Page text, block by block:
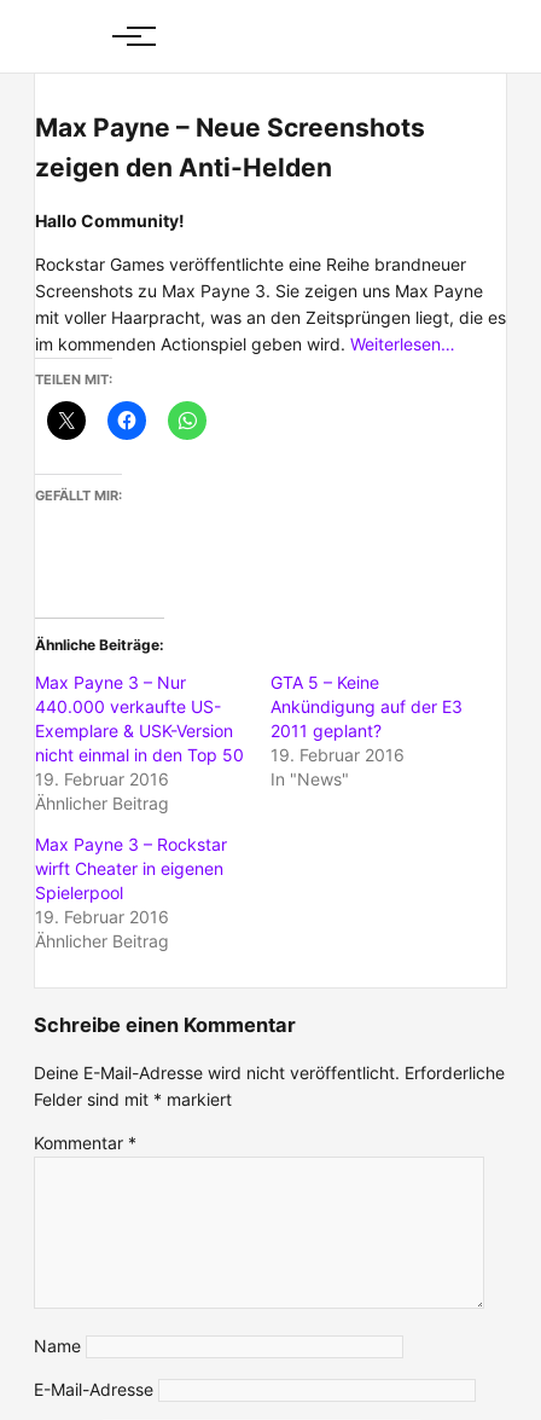
content
Max Payne – Neue Screenshots
zeigen den Anti-Helden
Hallo Community!
Rockstar Games veröffentlichte eine Reihe brandneuer
Screenshots zu Max Payne 3. Sie zeigen uns Max Payne
mit voller Haarpracht, was an den Zeitsprüngen liegt, die es
im kommenden Actionspiel geben wird. Weiterlesen…
TEILEN MIT:
GEFÄLLT MIR:
Ähnliche Beiträge
Max Payne 3 – Nur
440.000 verkaufte US-
Exemplare & USK-Version
nicht einmal in den Top 50
19. Februar 2016
Ähnlicher Beitrag
GTA 5 – Keine
Ankündigung auf der E3
2011 geplant?
19. Februar 2016
In "News"
Max Payne 3 – Rockstar
wirft Cheater in eigenen
Spielerpool
19. Februar 2016
Ähnlicher Beitrag
Schreibe einen Kommentar
Deine E-Mail-Adresse wird nicht veröffentlicht. Erforderliche
Felder sind mit * markiert
Kommentar *
Name
E-Mail-Adresse